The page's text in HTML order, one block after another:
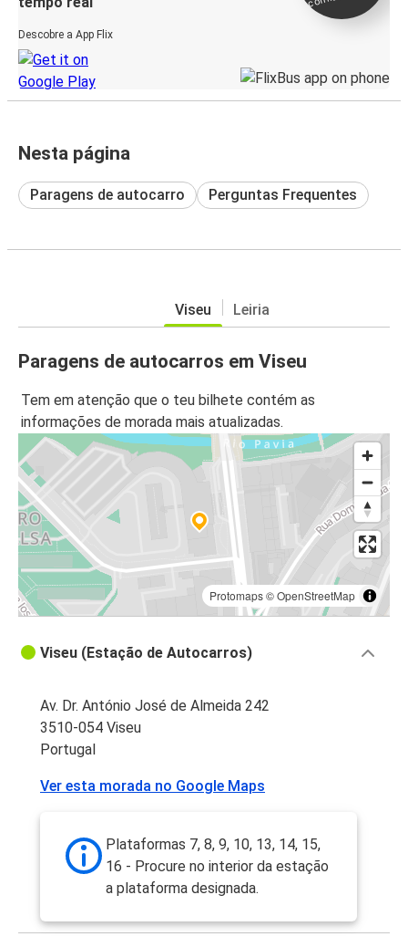
Descobre a App Flix
Nesta página
Paragens de autocarro Perguntas Frequentes
Viseu Leiria
Paragens de autocarros em Viseu
Tem em atenção que o teu bilhete contém as
informações de morada mais atualizadas.
Protomaps©OpenStreetMap
Viseu (Estação de Autocarros)
Av. Dr. António José de Almeida 242
3510-054 Viseu
Portugal
Ver esta morada no Google Maps
Plataformas 7, 8, 9, 10, 13, 14, 15,
16 - Procure no interior da estação
a plataforma designada.